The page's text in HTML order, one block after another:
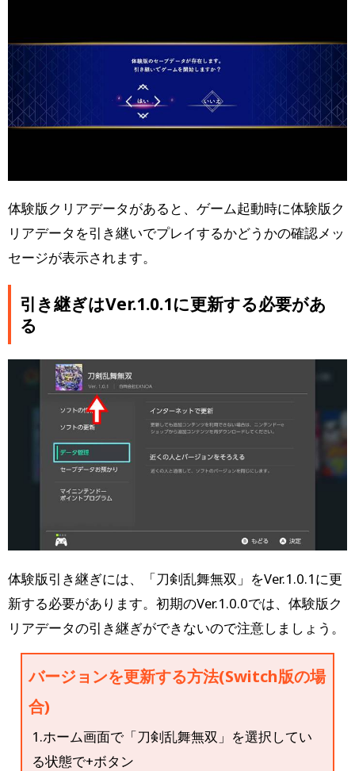
体験版クリアデータがあると、ゲーム起動時に体験版ク
リアデータを引き継いでプレイするかどうかの確認メッ
セージが表示されます。
引き継ぎはVer.1.0.1に更新する必要があ
る
体験版引き継ぎには、「刀剣乱舞無双」をVer.1.0.1に更
新する必要があります。初期のVer.1.0.0では、体験版ク
リアデータの引き継ぎができないので注意しましょう。
バージョンを更新する方法(Switch版の場
合)
1.ホーム画面で「刀剣乱舞無双」を選択してい
る状態で+ボタン